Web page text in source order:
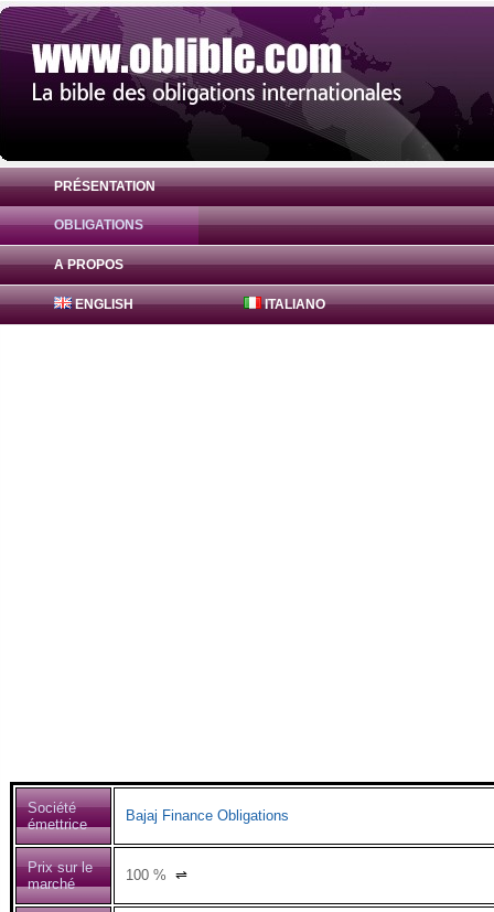
PRÉSENTATION
OBLIGATIONS
A PROPOS
ENGLISH ITALIANO
Obligation Bajaj Finance Obligations
Société
émettrice
Bajaj Finance Obligations
Prix sur le
marché
100 % ⇌